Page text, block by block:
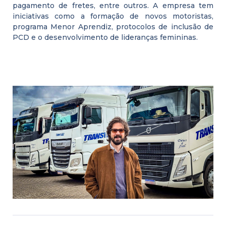
pagamento de fretes, entre outros. A empresa tem
iniciativas como a formação de novos motoristas,
programa Menor Aprendiz, protocolos de inclusão de
PCD e o desenvolvimento de lideranças femininas.